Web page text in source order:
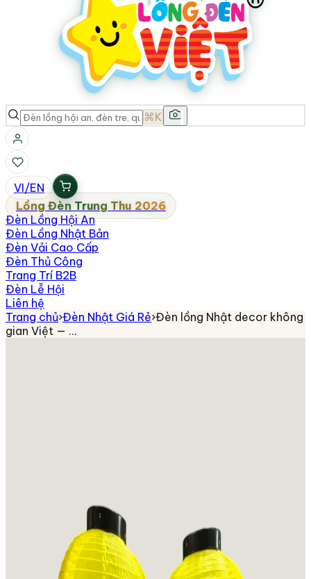
⌘K
VI/EN
Lồng Đèn Trung Thu 2026
Đèn Lồng Hội An
Đèn Lồng Nhật Bản
Đèn Vải Cao Cấp
Đèn Thủ Công
Trang Trí B2B
Đèn Lễ Hội
Liên hệ
Trang chủ›Đèn Nhật Giá Rẻ›Đèn lồng Nhật decor không
gian Việt — …